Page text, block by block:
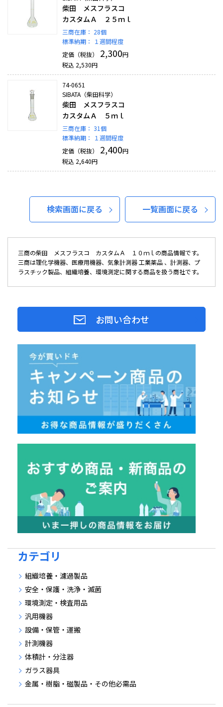
柴田 メスフラスコ
カスタムＡ ２５ｍｌ
三商在庫： 28個
標準納期：
１週間程度
定価（税抜）
2,300円
税込 2,530円
74-0651
SIBATA（柴田科学）
柴田 メスフラスコ
カスタムＡ ５ｍｌ
三商在庫： 31個
標準納期：
１週間程度
定価（税抜）
2,400円
税込 2,640円
検索画面に戻る 一覧画面に戻る
三商の柴田 メスフラスコ カスタムＡ １０ｍｌの商品情報です。
三商は理化学機器、医療用機器、気象計測器 工業薬品 、計測器、プ
ラスチック製品、組織培養、環境測定に関する商品を扱う商社です。
お問い合わせ
カテゴリ
組織培養・濾過製品
安全・保護・洗浄・滅菌
環境測定・検査用品
汎用機器
設備・保管・運搬
計測機器
体積計・分注器
ガラス器具
金属・樹脂・磁製品・その他必需品